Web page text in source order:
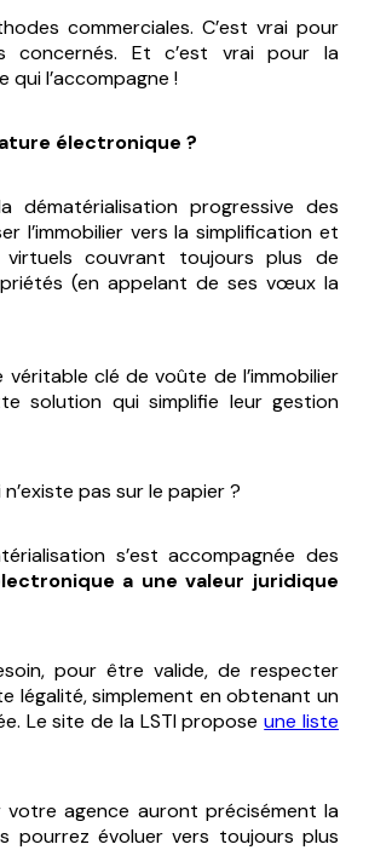
commerciales. C’est vrai pour
concernés. Et c’est vrai pour la
l’accompagne !
électronique ?
progressive des
l’immobilier vers la simplification et
virtuels couvrant toujours plus de
(en appelant de ses vœux la
clé de voûte de l’immobilier
solution qui simplifie leur gestion
pas sur le papier ?
s’est accompagnée des
a une valeur juridique
pour être valide, de respecter
légalité, simplement en obtenant un
Le site de la LSTI proposeune liste
agence auront précisément la
pourrez évoluer vers toujours plus